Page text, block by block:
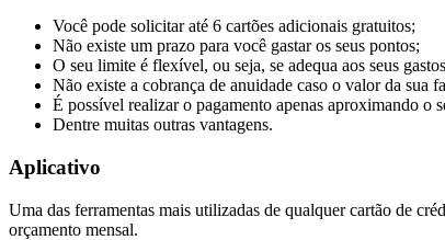
Você pode solicitar até 6 cartões adicionais gratuitos;
Não existe um prazo para você gastar os seus pontos;
O seu limite é flexível, ou seja, se adequa aos seus
Não existe a cobrança de anuidade caso o valor da sua
É possível realizar o pagamento apenas aproximando o
Dentre muitas outras vantagens.
Aplicativo
Uma das ferramentas mais utilizadas de qualquer cartão de
orçamento mensal.